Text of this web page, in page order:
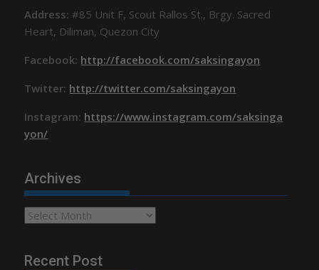
Address:#85 Unit F, Scout Rallos St., Brgy. Sacred
Heart, Diliman, Quezon City
Facebook: http://facebook.com/saksingayon
Twitter: http://twitter.com/saksingayon
Instagram: https://www.instagram.com/saksinga
yon/
Archives
Archives
Recent Post